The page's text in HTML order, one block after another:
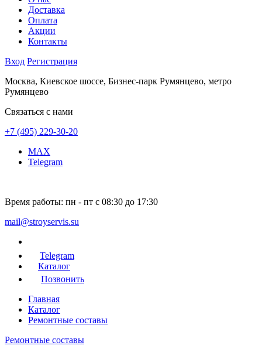
Доставка
Оплата
Акции
Контакты
Вход Регистрация
Москва, Киевское шоссе, Бизнес-парк Румянцево, метро
Румянцево
Связаться с нами
+7 (495) 229-30-20
MAX
Telegram
Время работы: пн - пт с 08:30 до 17:30
mail@stroyservis.su
Telegram
Каталог
Позвонить
Главная
Каталог
Ремонтные составы
Ремонтные составы